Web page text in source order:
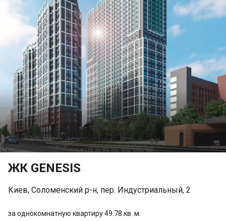
ЖК GENESIS
Киев, Соломенский р-н, пер. Индустриальный, 2
за однокомнатную квартиру 49.78 кв. м.